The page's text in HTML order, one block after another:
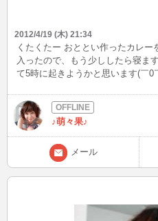
2012/4/19 (木) 21:34
くたくたー おととい作ったカレー
入ったので、もう少ししたら寝ま
て5時に起きようかと思います(￣
かなかいい感じ♪
♪萌々果♪
メール